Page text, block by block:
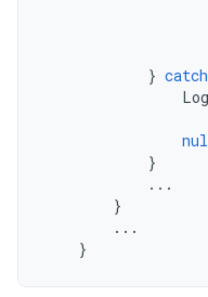
} catch
Log
}
...
}
...
}